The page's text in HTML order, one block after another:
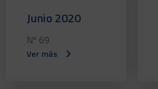
Junio 2020
Nº 69
Ver más